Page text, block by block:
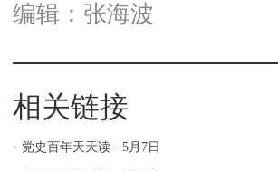
编辑：张海波
相关链接
党史百年天天读 · 5月7日